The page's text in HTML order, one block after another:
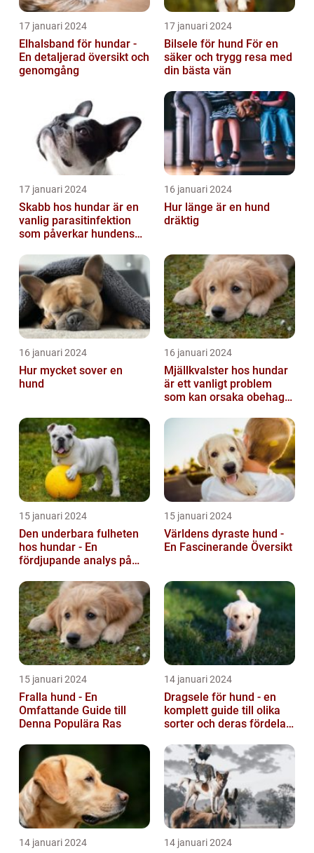
17 januari 2024
Elhalsband för hundar -
En detaljerad översikt och
genomgång
17 januari 2024
Bilsele för hund För en
säker och trygg resa med
din bästa vän
17 januari 2024
Skabb hos hundar är en
vanlig parasitinfektion
som påverkar hundens
16 januari 2024
Hur länge är en hund
dräktig
16 januari 2024
Hur mycket sover en
hund
16 januari 2024
Mjällkvalster hos hundar
är ett vanligt problem
som kan orsaka obehag
hunden...
15 januari 2024
Den underbara fulheten
hos hundar - En
fördjupande analys på
15 januari 2024
Världens dyraste hund -
En Fascinerande Översikt
15 januari 2024
Fralla hund - En
Omfattande Guide till
Denna Populära Ras
14 januari 2024
Dragsele för hund - en
komplett guide till olika
sorter och deras fördelar
14 januari 2024 14 januari 2024